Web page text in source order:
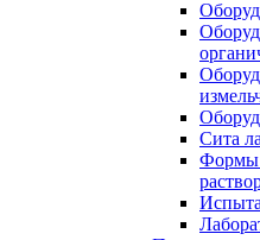
Сита
Формы